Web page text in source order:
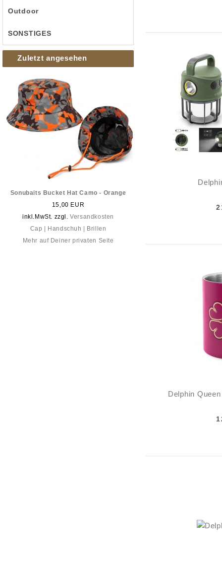
Outdoor
SONSTIGES
Zuletzt angesehen
Sonubaits Bucket Hat Camo - Orange
15,00 EUR
inkl.MwSt. zzgl.Versandkosten
Cap | Handschuh | Brillen
Mehr auf Deiner privaten Seite
Delphin